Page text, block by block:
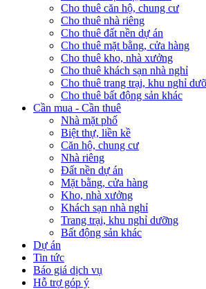
Cho thuê căn hộ, chung cư
Cho thuê nhà riêng
Cho thuê đất nền dự án
Cho thuê mặt bằng, cửa hàng
Cho thuê kho, nhà xưởng
Cho thuê khách sạn nhà nghỉ
Cho thuê trang trại, khu nghỉ
Cho thuê bất động sản khác
Cần mua - Cần thuê
Nhà mặt phố
Biệt thự, liền kề
Căn hộ, chung cư
Nhà riêng
Đất nền dự án
Mặt bằng, cửa hàng
Kho, nhà xưởng
Khách sạn nhà nghỉ
Trang trại, khu nghỉ dưỡng
Bất động sản khác
Dự án
Tin tức
Báo giá dịch vụ
Hỗ trợ góp ý